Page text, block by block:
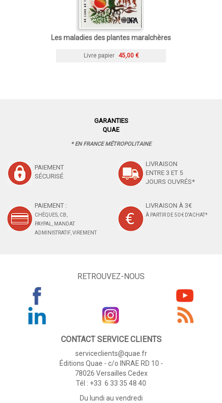
Les maladies des plantes maraîchères
Livre papier 45,00 €
GARANTIES
QUAE
* EN FRANCE MÉTROPOLITAINE
PAIEMENT
SÉCURISÉ
LIVRAISON
ENTRE 3 ET 5
JOURS OUVRÉS*
PAIEMENT :
CHÈQUES, CB,
PAYPAL, MANDAT
ADMINISTRATIF, VIREMENT
LIVRAISON À 3€
À PARTIR DE 50 € D'ACHAT*
RETROUVEZ-NOUS
CONTACT SERVICE CLIENTS
serviceclients@quae.fr
Éditions Quae - c/o INRAE RD 10 -
78026 Versailles Cedex
Tél : +33 6 33 35 48 40
Du lundi au vendredi